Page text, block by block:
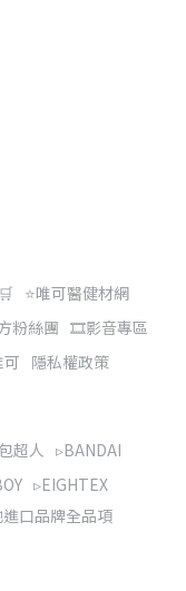
⭐唯可醫健材網
粉絲團 🎞️影音專區
可 隱私權政策
超人 ▹BANDAI
▹EIGHTEX
口品牌全品項